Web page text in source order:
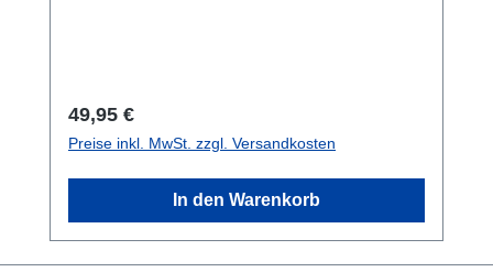
Weitergeben. Geliefert im einfachen
Versandkarton, der sich auch zum
Aufbewahren eignet. INHALT: Ein
vollständiges Kartenset - alle 60
Gesundheitskarten (DS) - 72 SCC Karten: 60
Regulärer Preis:
49,95 €
Preise inkl. MwSt. zzgl. Versandkosten
In den Warenkorb